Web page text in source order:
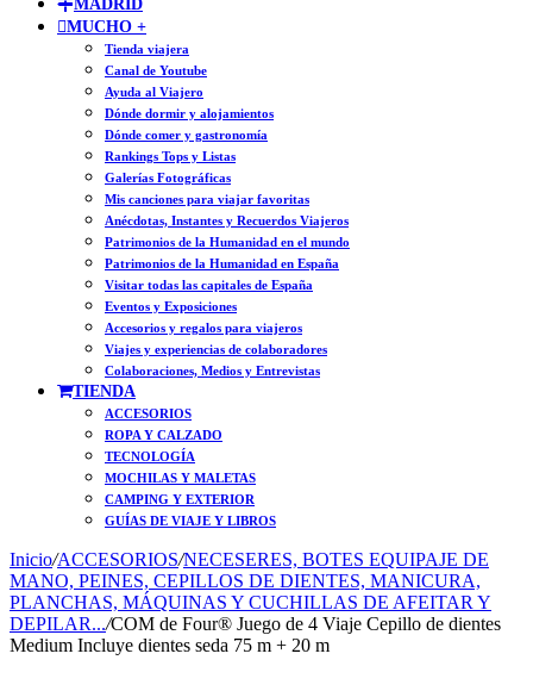
MADRID
MUCHO +
Tienda viajera
Canal de Youtube
Ayuda al Viajero
Dónde dormir y alojamientos
Dónde comer y gastronomía
Rankings Tops y Listas
Galerías Fotográficas
Mis canciones para viajar favoritas
Anécdotas, Instantes y Recuerdos Viajeros
Patrimonios de la Humanidad en el mundo
Patrimonios de la Humanidad en España
Visitar todas las capitales de España
Eventos y Exposiciones
Accesorios y regalos para viajeros
Viajes y experiencias de colaboradores
Colaboraciones, Medios y Entrevistas
TIENDA
ACCESORIOS
ROPA Y CALZADO
TECNOLOGÍA
MOCHILAS Y MALETAS
CAMPING Y EXTERIOR
GUÍAS DE VIAJE Y LIBROS
Inicio/ACCESORIOS/NECESERES, BOTES EQUIPAJE DE
MANO, PEINES, CEPILLOS DE DIENTES, MANICURA,
PLANCHAS, MÁQUINAS Y CUCHILLAS DE AFEITAR Y
DEPILAR.../COM de Four® Juego de 4 Viaje Cepillo de dientes
Medium Incluye dientes seda 75 m + 20 m